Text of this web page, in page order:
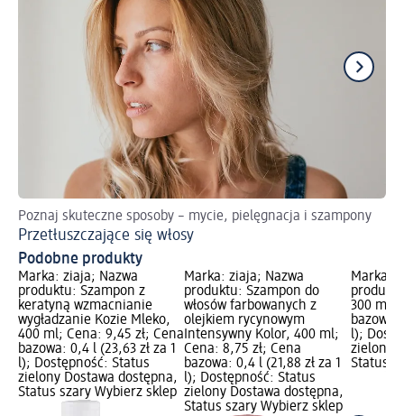
Poznaj skuteczne sposoby – mycie, pielęgnacja i szampony
Przetłuszczające się włosy
Podobne produkty
Marka: ziaja; Nazwa
produktu: Szampon z
keratyną wzmacnianie
wygładzanie Kozie Mleko,
400 ml; Cena: 9,45 zł; Cena
bazowa: 0,4 l (23,63 zł za 1
l); Dostępność: Status
zielony Dostawa dostępna,
Status szary Wybierz sklep
Marka: ziaja; Nazwa
produktu: Szampon do
włosów farbowanych z
olejkiem rycynowym
Intensywny Kolor, 400 ml;
Cena: 8,75 zł; Cena
bazowa: 0,4 l (21,88 zł za 1
l); Dostępność: Status
zielony Dostawa dostępna,
Status szary Wybierz sklep
Marka:
300 ml;
bazowa:
l);
zielony
Status